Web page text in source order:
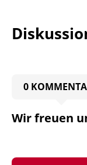
0
Wir freuen